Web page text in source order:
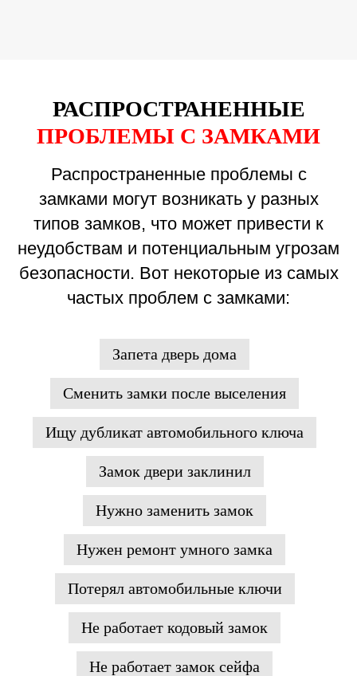
РАСПРОСТРАНЕННЫЕ
ПРОБЛЕМЫ С ЗАМКАМИ
Распространенные проблемы с
замками могут возникать у разных
типов замков, что может привести к
неудобствам и потенциальным угрозам
безопасности. Вот некоторые из самых
частых проблем с замками:
Запета дверь дома
Сменить замки после выселения
Ищу дубликат автомобильного ключа
Замок двери заклинил
Нужно заменить замок
Нужен ремонт умного замка
Потерял автомобильные ключи
Не работает кодовый замок
Не работает замок сейфа